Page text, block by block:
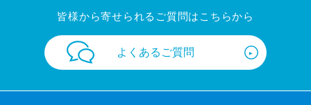
皆様から寄せられるご質問はこちらから
よくあるご質問